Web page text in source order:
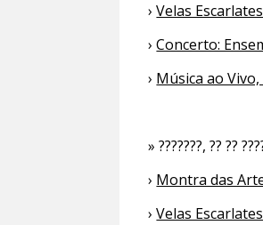
›Velas
›Concerto:
› Música ao
» ???????, ?? ??
› Montra das
›Velas